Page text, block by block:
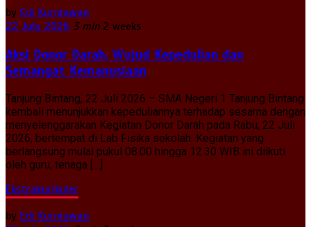
by Edi Kurniawan
22 July 2026 3 min 2 weeks
Aksi Donor Darah, Wujud Kepedulian dan
Semangat Kemanusiaan
Tanjung Bintang, 22 Juli 2026 – SMA Negeri 1 Tanjung Bintang
kembali menunjukkan kepeduliannya terhadap sesama dengan
menyelenggarakan Kegiatan Donor Darah pada Rabu, 22 Juli
2026, bertempat di Lab Fisika sekolah. Kegiatan yang
berlangsung mulai pukul 08.00 hingga 12.30 WIB ini diikuti
oleh guru, tenaga […]
Ekstrakurikuler
by Edi Kurniawan